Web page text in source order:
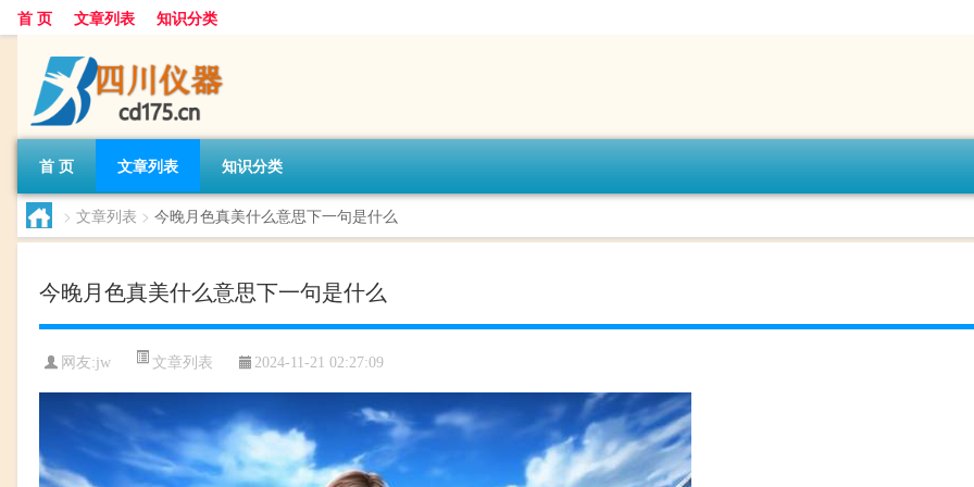
首 页 文章列表 知识分类
首 页 文章列表 知识分类
> 文章列表 > 今晚月色真美什么意思下一句是什么
今晚月色真美什么意思下一句是什么
网友:jw 文章列表 2024-11-21 02:27:09